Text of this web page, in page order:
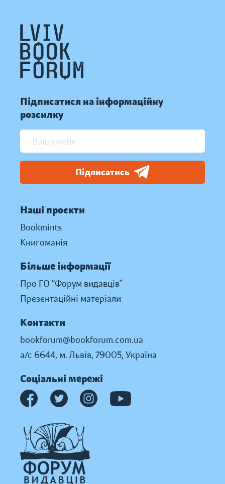
Підписатися на інформаційну
розсилку
Підписатись
Наші проєкти
Bookmints
Книгоманія
Більше інформації
Про ГО “Форум видавців”
Презентаційні матеріали
Контакти
bookforum@bookforum.com.ua
а/с 6644, м. Львів, 79005, Україна
Соціальні мережі